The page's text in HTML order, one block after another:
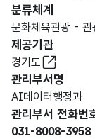
분류체계
문화체육관광 - 관
제공기관
경기도
관리부서명
AI데이터행정과
관리부서 전화번
031-8008-3958